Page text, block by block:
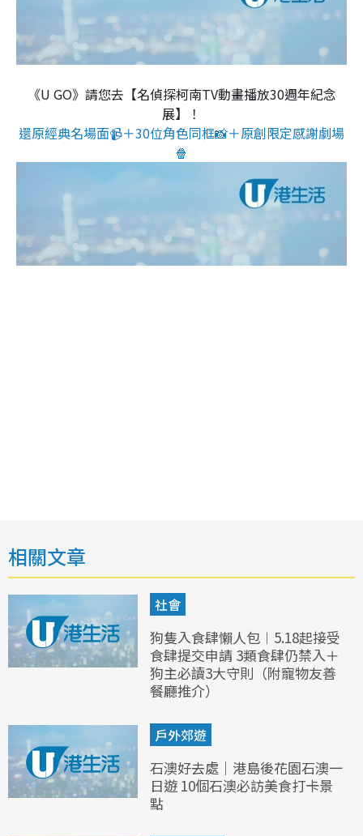
《U GO》請您去【名偵探柯南TV動畫播放30週年紀念
展】！
還原經典名場面📹＋30位角色同框📸＋原創限定感謝劇場
🍿
相關文章
社會
狗隻入食肆懶人包︱5.18起接受
食肆提交申請 3類食肆仍禁入＋
狗主必讀3大守則（附寵物友善
餐廳推介）
戶外郊遊
石澳好去處｜港島後花園石澳一
日遊 10個石澳必訪美食打卡景
點